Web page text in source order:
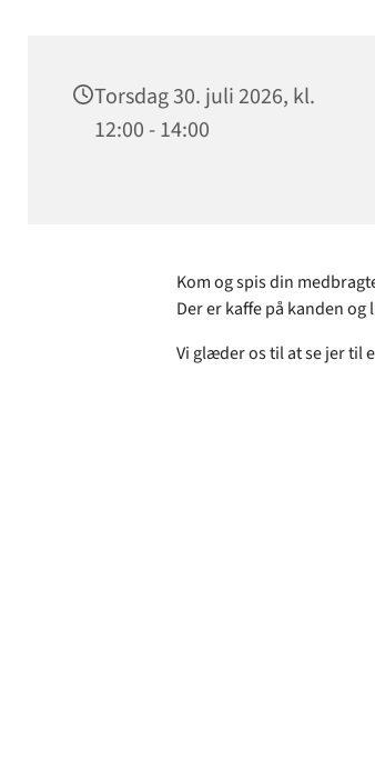
Torsdag 30. juli 2026, kl.
12:00 - 14:00
Kom og spis din
Der er kaffe på kanden og
Vi glæder os til at se jer til